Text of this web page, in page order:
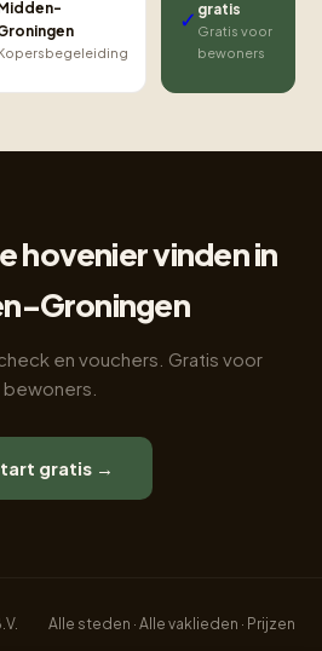
✓ gratis
Gratis voor
bewoners
hovenier vinden in
Groningen
en vouchers. Gratis voor
bewoners.
gratis →
Alle steden · Alle vaklieden · Prijzen